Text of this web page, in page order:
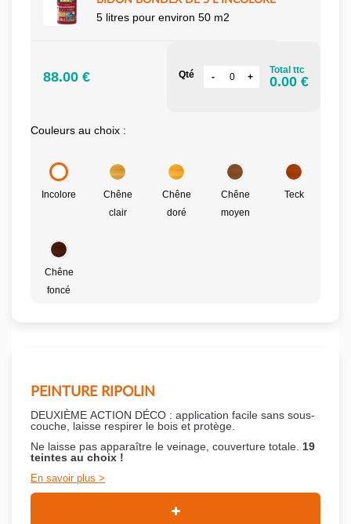
5 litres pour environ 50 m2
88.00 € Qté Total ttc
0.00 €
Couleurs au choix :
Incolore
Chêne
clair
Chêne
doré
Chêne
moyen
Teck
Chêne
foncé
PEINTURE RIPOLIN
DEUXIÈME ACTION DÉCO : application facile sans sous-
couche, laisse respirer le bois et protège.
Ne laisse pas apparaître le veinage, couverture totale. 19
teintes au choix !
En savoir plus